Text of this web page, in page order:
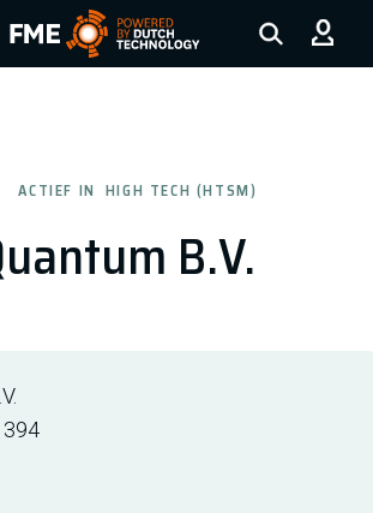
FME Logo, to the homepage
B.V.
ACTIEF IN HIGH TECH (HTSM)